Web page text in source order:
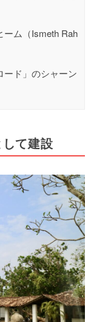
ーム（Ismeth Rah
ード」のシャーン
て建設